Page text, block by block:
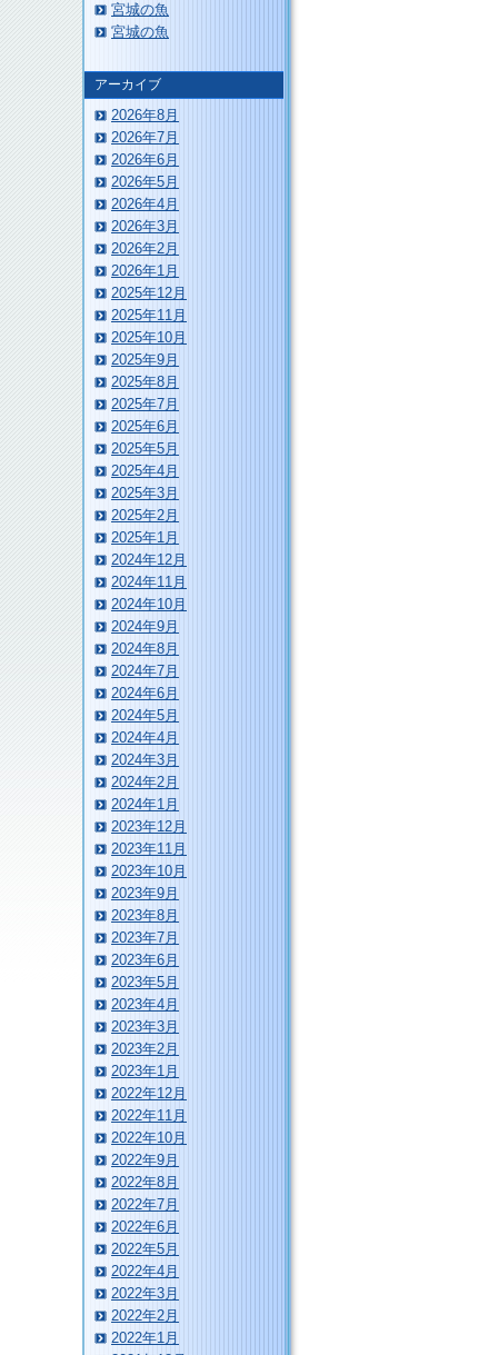
宮城の魚
宮城の魚
アーカイブ
2026年8月
2026年7月
2026年6月
2026年5月
2026年4月
2026年3月
2026年2月
2026年1月
2025年12月
2025年11月
2025年10月
2025年9月
2025年8月
2025年7月
2025年6月
2025年5月
2025年4月
2025年3月
2025年2月
2025年1月
2024年12月
2024年11月
2024年10月
2024年9月
2024年8月
2024年7月
2024年6月
2024年5月
2024年4月
2024年3月
2024年2月
2024年1月
2023年12月
2023年11月
2023年10月
2023年9月
2023年8月
2023年7月
2023年6月
2023年5月
2023年4月
2023年3月
2023年2月
2023年1月
2022年12月
2022年11月
2022年10月
2022年9月
2022年8月
2022年7月
2022年6月
2022年5月
2022年4月
2022年3月
2022年2月
2022年1月